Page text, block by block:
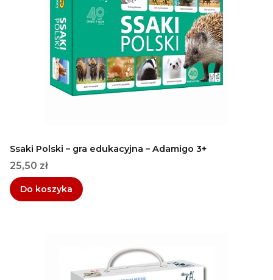
Ssaki Polski – gra edukacyjna – Adamigo 3+
Cena
25,50 zł
Do koszyka